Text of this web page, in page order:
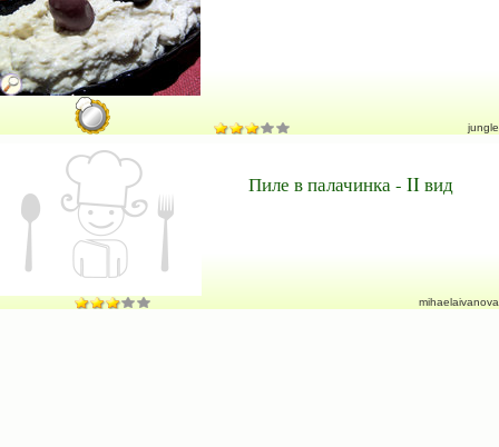
jungle
Пиле в палачинка - II вид
mihaelaivanova